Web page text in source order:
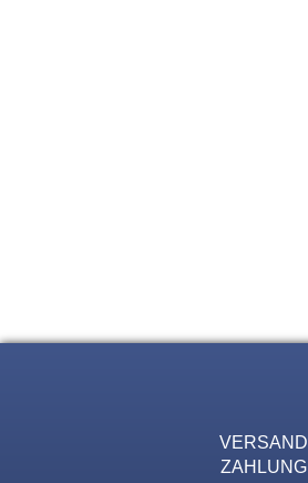
VERSAND
ZAHLUNG